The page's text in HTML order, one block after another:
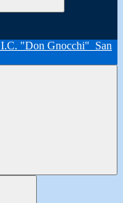
I.C. "Don Gnocchi" San